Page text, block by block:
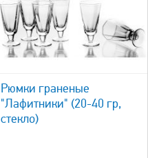
Рюмки граненые
"Лафитники" (20-40 гр,
стекло)